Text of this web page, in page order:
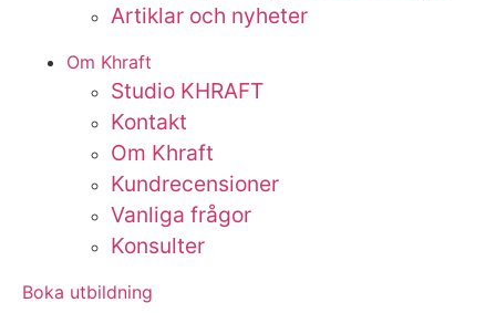
Artiklar och nyheter
Om Khraft
Studio KHRAFT
Kontakt
Om Khraft
Kundrecensioner
Vanliga frågor
Konsulter
Boka utbildning